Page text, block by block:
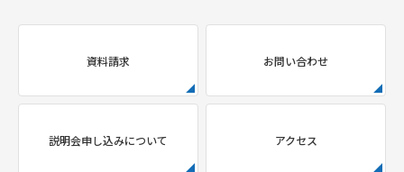
資料請求 お問い合わせ
説明会申し込みについて アクセス